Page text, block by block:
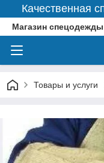
Качественная
Магазин спецодежды
Товары и услуги